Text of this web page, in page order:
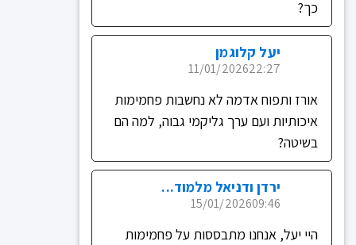
כך?
יעל קלוגמן
22:27
11/01/2026
אורז ותפוח אדמה לא נחשבות פחמימות
איכותיות ועם ערך גליקמי גבוה, למה הם
בשיטה?
ירדן ודניאל מלמוד...
09:46
15/01/2026
היי יעל, אנחנו מתבססות על פחמימות